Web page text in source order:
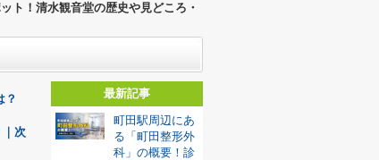
ト！清水観音堂の歴史や見どころ・
？
次
最新記事
町田駅周辺にあ
る「町田整形外
科」の概要！診